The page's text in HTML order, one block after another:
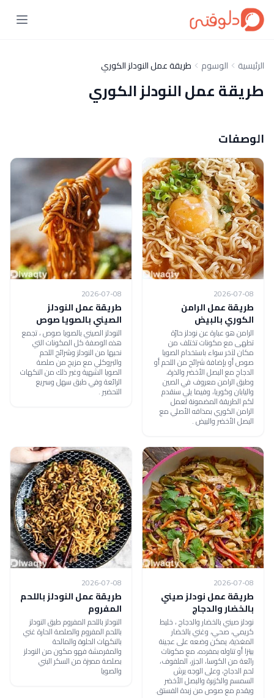
الرئيسية الوسوم طريقة عمل النودلز الكوري
طريقة عمل النودلز الكوري
الوصفات
2026-07-08
طريقة عمل الرامن
الكوري بالبيض
الرامن هو عبارة عن نودلز حارّة
تطهى مع مكونات تختلف من
مكان لآخر سواء باستخدام الصويا
صوص أو بإضافة شرائح من اللحم أو
الدجاج مع البصل الأخضر والذرة،
وطبق الرامن معروف في الصين
واليابان وكوريا، وفيما يلي سنقدم
لكم الطريقة المضمونة لعمل
الرامن الكوري بمذاقه الأصلي مع
البصل الأخضر والبيض .
2026-07-08
طريقة عمل النودلز
الصيني بالصويا صوص
النودلز الصيني بالصويا صوص ، تجمع
هذه الوصفة كل المكونات التي
نحبها من النودلز وشرائح اللحم
والبروكلي مع مزيج من صلصة
الصويا الشهية وغير ذلك من النكهات
الرائعة وفي طبق سهل وسريع
التحضير .
2026-07-08
طريقة عمل نودلز صيني
بالخضار والدجاج
نودلز صيني بالخضار والدجاج ، خليط
كريمي، صحي، وغني بالخضار
المغذية، يمكن وضعه على عجينة
بيتزا أو تناوله بمفرده، مع مكونات
رائعة من الكوسا، الجزر، الملفوف،
لحم الدجاج، وعلى الوجه يرش
السمسم والكزبرة والبصل الأخضر
ويقدم مع صوص من زبدة الفستق.
2026-07-08
طريقة عمل النودلز باللحم
المفروم
النودلز باللحم المفروم طبق النودلز
باللحم المفروم والصلصة الحارة غني
بالنكهات الحلوة والمالحة
والمقرمشة فهو مكون من النودلز
بصلصة مميزة من السكر البني
والصويا